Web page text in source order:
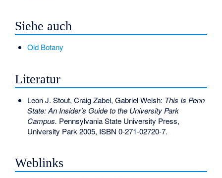
Siehe auch
Old Botany
Literatur
Leon J. Stout, Craig Zabel, Gabriel Welsh: This Is Penn
State: An Insider’s Guide to the University Park
Campus. Pennsylvania State University Press,
University Park 2005, ISBN 0-271-02720-7.
Weblinks